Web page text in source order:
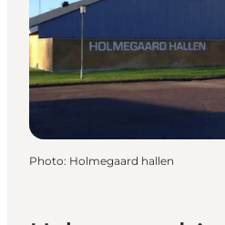
Hébergements
Planifiez votre
Photo: Holmegaard hallen